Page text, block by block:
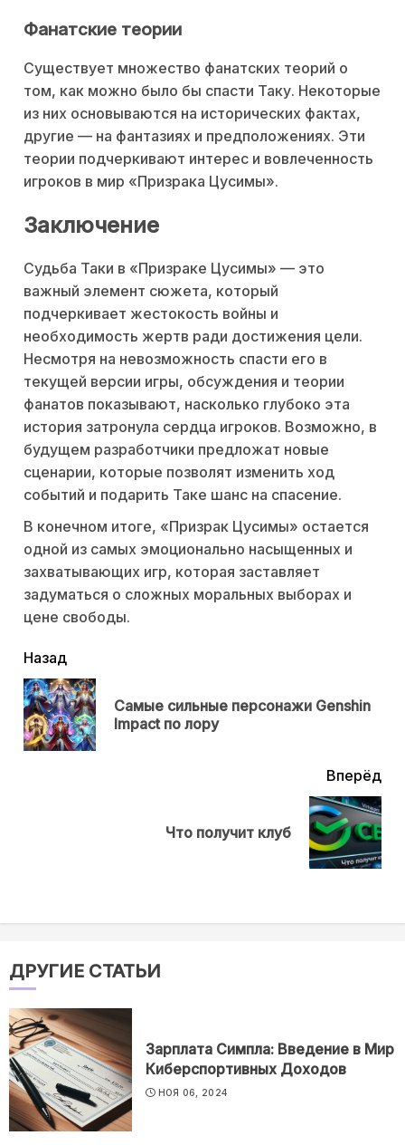
Фанатские теории
Существует множество фанатских теорий о
том, как можно было бы спасти Таку. Некоторые
из них основываются на исторических фактах,
другие — на фантазиях и предположениях. Эти
теории подчеркивают интерес и вовлеченность
игроков в мир «Призрака Цусимы».
Заключение
Судьба Таки в «Призраке Цусимы» — это
важный элемент сюжета, который
подчеркивает жестокость войны и
необходимость жертв ради достижения цели.
Несмотря на невозможность спасти его в
текущей версии игры, обсуждения и теории
фанатов показывают, насколько глубоко эта
история затронула сердца игроков. Возможно, в
будущем разработчики предложат новые
сценарии, которые позволят изменить ход
событий и подарить Таке шанс на спасение.
В конечном итоге, «Призрак Цусимы» остается
одной из самых эмоционально насыщенных и
захватывающих игр, которая заставляет
задуматься о сложных моральных выборах и
цене свободы.
читать
еще
Назад
Самые сильные персонажи Genshin
Impact по лору
Вперёд
Что получит клуб
ДРУГИЕ СТАТЬИ
Зарплата Симпла: Введение в Мир
Киберспортивных Доходов
НОЯ 06, 2024